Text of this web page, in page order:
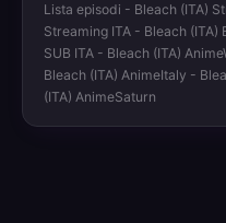
Lista episodi - Bleach (ITA)
Streaming ITA - Bleach (ITA)
SUB ITA - Bleach (ITA)
Bleach (ITA) AnimeItaly -
(ITA) AnimeSaturn